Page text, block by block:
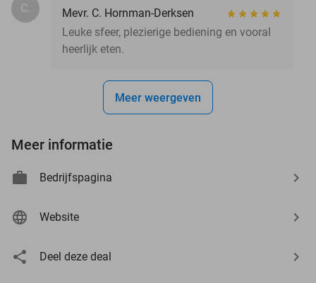
C.
Mevr. C. Hornman-Derksen
Leuke sfeer, plezierige bediening en vooral
heerlijk eten.
Meer weergeven
Meer informatie
Bedrijfspagina
Website
Deel deze deal